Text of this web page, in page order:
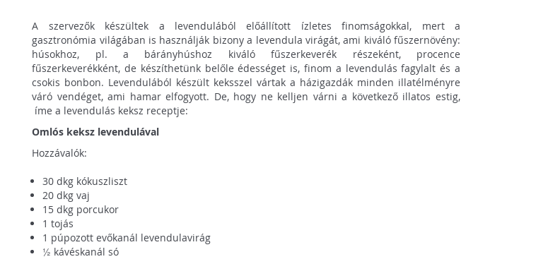
A szervezők készültek a levendulából előállított ízletes finomságokkal, mert a
gasztronómia világában is használják bizony ​a levendula virágát, ami kiváló fűszernövény:
húsokhoz, pl. a bárányhúshoz kiváló fűszerkeverék részeként, procence
fűszerkeverékként, de készíthetünk belőle édességet is, finom a levendulás fagylalt és a
csokis bonbon. Levendulából készült keksszel vártak a házigazdák minden illatélményre
váró vendéget, ami hamar elfogyott. De, hogy ne kelljen várni a következő illatos estig,
íme a levendulás keksz receptje:
Omlós keksz levendulával
Hozzávalók:
30 dkg kókuszliszt
20 dkg vaj
15 dkg porcukor
1 tojás
1 púpozott evőkanál levendulavirág
½ kávéskanál só